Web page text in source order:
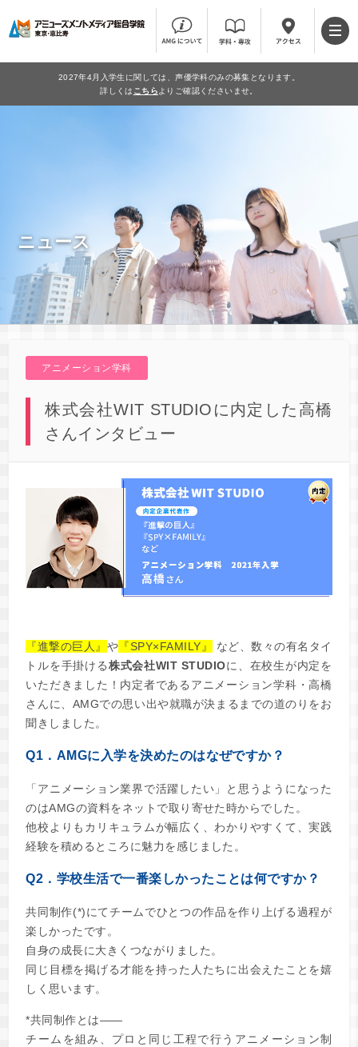
2027年4月入学生に関しては、声優学科のみの募集となります。
詳しくは こちら よりご確認くださいませ。
ニュース
アニメーション学科
株式会社WIT STUDIOに内定した高橋
さんインタビュー
『進撃の巨人』 や 『SPY×FAMILY』
など、数々の有名タイ
トルを手掛ける株式会社WIT STUDIOに、在校生が内定を
いただきました！内定者であるアニメーション学科・高橋
さんに、AMGでの思い出や就職が決まるまでの道のりをお
聞きしました。
Q1．AMGに入学を決めたのはなぜですか？
「アニメーション業界で活躍したい」と思うようになった
のはAMGの資料をネットで取り寄せた時からでした。
他校よりもカリキュラムが幅広く、わかりやすくて、実践
経験を積めるところに魅力を感じました。
Q2．学校生活で一番楽しかったことは何ですか？
共同制作(*)にてチームでひとつの作品を作り上げる過程が
楽しかったです。
自身の成長に大きくつながりました。
同じ目標を掲げる才能を持った人たちに出会えたことを嬉
しく思います。
*共同制作とは――
チームを組み、プロと同じ工程で行うアニメーション制